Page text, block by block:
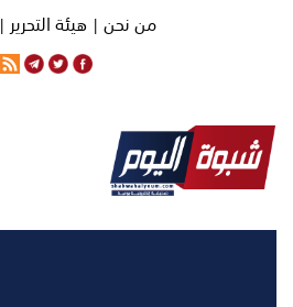
من نحن |هيئة التحرير |